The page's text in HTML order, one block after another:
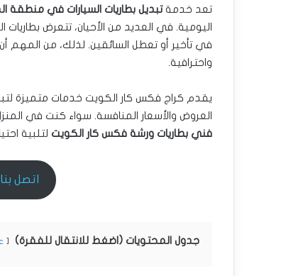
تعد خدمةتبديل بطاريات السيارات في منطقة
اليومية. في العديد من الأحيان، تتعرض
في تأخير أو تعطل السائقين. لذلك، من المهم
واحترافية.
يقدم كراج فكس كار الكويت خدمات متميزة
العروض والأسعار المنافسة. سواء كنت في
فني بطاريات ورشة فكس كار الكويت لتلبية
اتصل بنا
جدول المحتويات (اضغط للانتقال للفقرة)